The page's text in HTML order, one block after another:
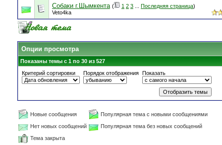
Собаки г.Шымкента ( 1 2 3 Последняя страница)
Veto4ka
Опции просмотра
Показаны темы с 1 по 30 из 527
Критерий сортировки
Порядок отображения Показать
Новые сообщения
Популярная тема с новыми сообщениями
Нет новых сообщений
Популярная тема без новых сообщений
Тема закрыта